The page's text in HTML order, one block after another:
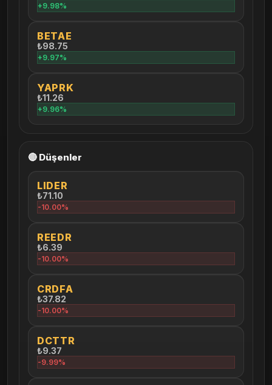
+9.98%
BETAE
₺98.75
+9.97%
YAPRK
₺11.26
+9.96%
🔴 Düşenler
LIDER
₺71.10
-10.00%
REEDR
₺6.39
-10.00%
CRDFA
₺37.82
-10.00%
DCTTR
₺9.37
-9.99%